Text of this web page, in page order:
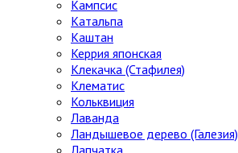
Кампсис
Катальпа
Каштан
Керрия японская
Клекачка (Стафилея)
Клематис
Кольквиция
Лаванда
Ландышевое дерево (Галезия)
Лапчатка